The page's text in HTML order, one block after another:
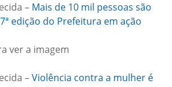
– Mais de 10 mil pessoas são
edição do Prefeitura em ação
ver a imagem
–Violência contra a mulher é